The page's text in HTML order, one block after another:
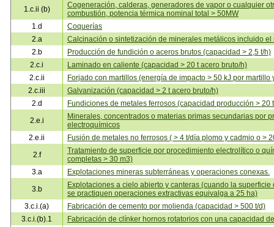
1.c.ii (b)
Cogeneración, calderas, generadores de vapor o cualquier
combustión, potencia térmica nominal total > 50MW
1.d
Coquerías
2.a
Calcinación o sintetización de minerales metálicos incluido el
2.b
Producción de fundición o aceros brutos (capacidad > 2,5 t/h)
2.c.i
Laminado en caliente (capacidad > 20 t acero bruto/h)
2.c.ii
Forjado con martillos (energía de impacto > 50 kJ por martillo
2.c.iii
Galvanización (capacidad > 2 t acero bruto/h)
2.d
Fundiciones de metales ferrosos (capacidad producción > 20
2.e.i
Minerales, concentrados o materias primas secundarias por
electroquímicos
2.e.ii
Fusión de metales no ferrosos ( > 4 t/día plomo y cadmio o >
2.f
Tratamiento de superficie por procedimiento electrolítico o
completas > 30 m3)
3.a
Explotaciones mineras subterráneas y operaciones conexas.
3.b
Explotaciones a cielo abierto y canteras (cuando la
se practiquen operaciones extractivas equivalga a 25 ha)
3.c.i.(a)
Fabricación de cemento por molienda (capacidad > 500 t/d)
3.c.i.(b).1
Fabricación de clínker hornos rotatorios con una capacidad